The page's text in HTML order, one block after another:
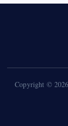
Copyright ©